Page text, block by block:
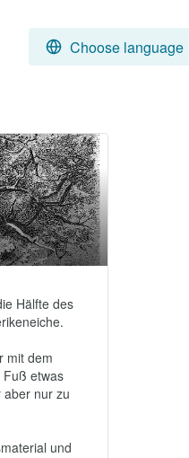
Choose language
Hälfte des
mit dem
etwas
nur zu
und